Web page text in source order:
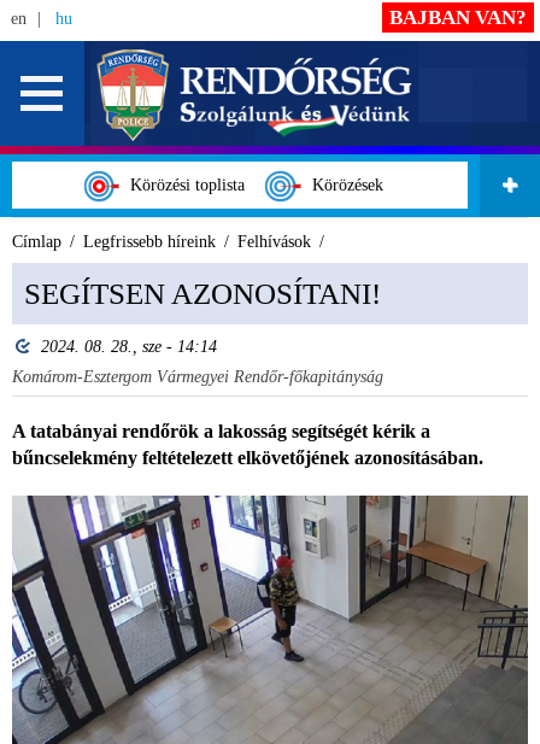
en hu
Körözési toplista Körözések
BAJBAN VAN?
Címlap Legfrissebb híreink Felhívások
SEGÍTSEN AZONOSÍTANI!
2024. 08. 28., sze - 14:14
Komárom-Esztergom Vármegyei Rendőr-főkapitányság
A tatabányai rendőrök a lakosság segítségét kérik a
bűncselekmény feltételezett elkövetőjének azonosításában.